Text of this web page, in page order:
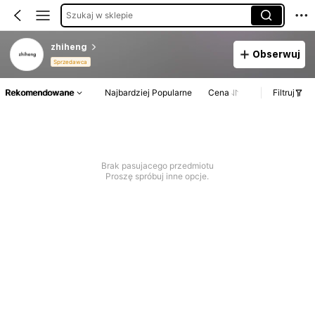
Szukaj w sklepie
zhiheng
Sprzedawca
Obserwuj
Rekomendowane Najbardziej Popularne Cena Filtruj
Brak pasujacego przedmiotu
Proszę spróbuj inne opcje.